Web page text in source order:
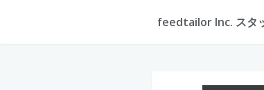
feedtailor Inc. スタ